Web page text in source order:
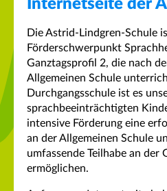
Internetseite der
Die Astrid-Lindgren-Schule
Förderschwerpunkt
Ganztagsprofil 2, die nach
Allgemeinen Schule
Durchgangsschule ist es
sprachbeeinträchtigten
intensive Förderung eine
an der Allgemeinen Schule
umfassende Teilhabe an der
ermöglichen.